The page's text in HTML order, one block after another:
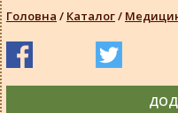
Головна / Каталог/